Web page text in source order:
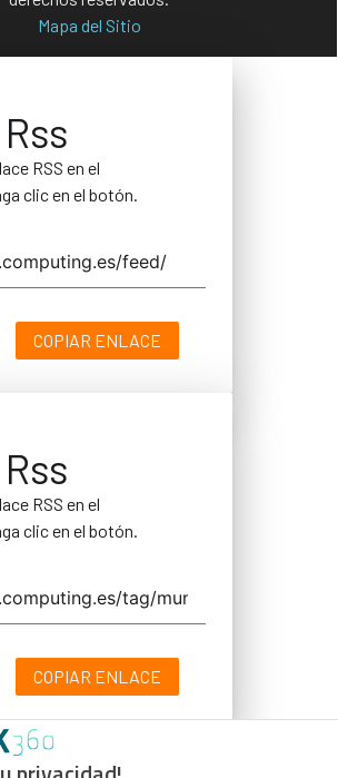
Mapa del Sitio
RSS en el
clic en el botón.
COPIAR ENLACE
RSS en el
clic en el botón.
COPIAR ENLACE